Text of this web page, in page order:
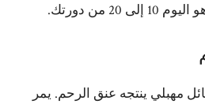
مهبلي ينتجه عنق الرحم. يمر